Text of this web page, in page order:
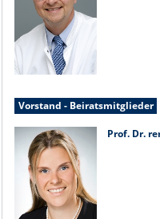
Vorstand - Beiratsmitglieder
Prof. Dr.